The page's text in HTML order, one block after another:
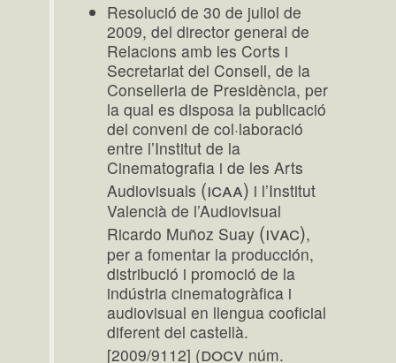
Resolució de 30 de juliol de
2009, del director general de
Relacions amb les Corts i
Secretariat del Consell, de la
Conselleria de Presidència, per
la qual es disposa la publicació
del conveni de col·laboració
entre l’Institut de la
Cinematografia i de les Arts
Audiovisuals (icaa) i l’Institut
Valencià de l’Audiovisual
Ricardo Muñoz Suay (ivac),
per a fomentar la producción,
distribució i promoció de la
indústria cinematogràfica i
audiovisual en llengua cooficial
diferent del castellà.
[2009/9112] (docv núm.